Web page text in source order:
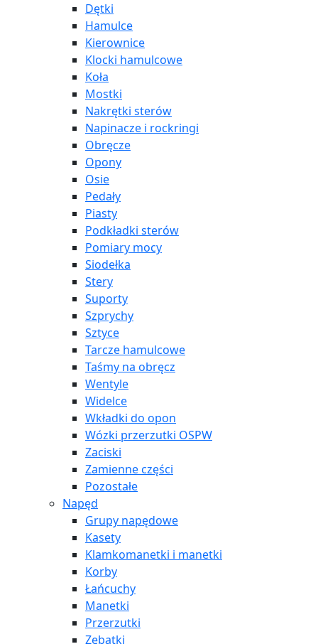
Dętki
Hamulce
Kierownice
Klocki hamulcowe
Koła
Mostki
Nakrętki sterów
Napinacze i rockringi
Obręcze
Opony
Osie
Pedały
Piasty
Podkładki sterów
Pomiary mocy
Siodełka
Stery
Suporty
Szprychy
Sztyce
Tarcze hamulcowe
Taśmy na obręcz
Wentyle
Widelce
Wkładki do opon
Wózki przerzutki OSPW
Zaciski
Zamienne części
Pozostałe
Napęd
Grupy napędowe
Kasety
Klamkomanetki i manetki
Korby
Łańcuchy
Manetki
Przerzutki
Zębatki